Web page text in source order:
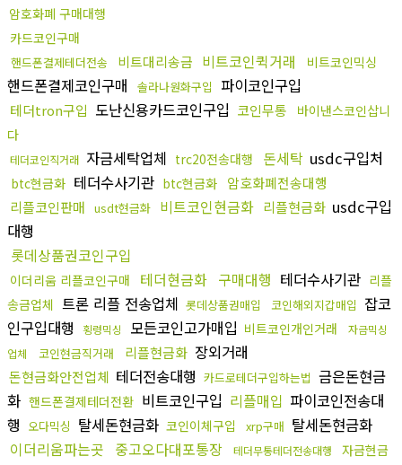
암호화폐 구매대행
카드코인구매
핸드폰결제테더전송 비트대리송금 비트코인퀵거래 비트코인믹싱
핸드폰결제코인구매 솔라나원화구입 파이코인구입
테더tron구입 도난신용카드코인구입 코인무통
바이낸스코인삽니
다
테더코인직거래 자금세탁업체 trc20전송대행 돈세탁 usdc구입처
btc현금화 테더수사기관 btc현금화 암호화폐전송대행
리플코인판매 usdt현금화 비트코인현금화 리플현금화 usdc구입
대행
롯데상품권코인구입
이더리움 리플코인구매 테더현금화 구매대행 테더수사기관 리플
송금업체 트론 리플 전송업체 롯데상품권매입 코인해외지갑매입 잡코
인구입대행
횡령믹싱 모든코인고가매입 비트코인개인거래
자금믹싱
업체
코인현금직거래 리플현금화 장외거래
돈현금화안전업체 테더전송대행 카드로테더구입하는법 금은돈현금
화 핸드폰결제테더전환 비트코인구입 리플매입 파이코인전송대
행 오다믹싱 탈세돈현금화 코인이체구입 xrp구매 탈세돈현금화
이더리움파는곳 중고오다대포통장 테더무통테더전송대행
자금현금